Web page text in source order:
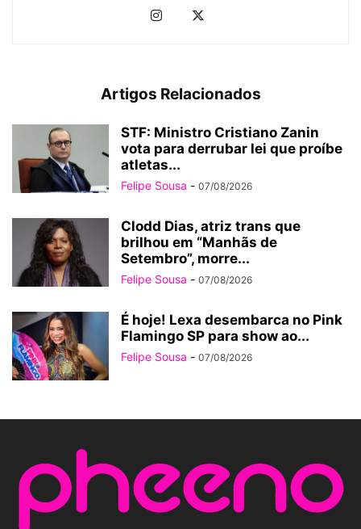
Artigos Relacionados
STF: Ministro Cristiano Zanin
vota para derrubar lei que proíbe
atletas...
Felipe Sousa - 07/08/2026
Clodd Dias, atriz trans que
brilhou em “Manhãs de
Setembro”, morre...
Felipe Sousa - 07/08/2026
É hoje! Lexa desembarca no Pink
Flamingo SP para show ao...
Felipe Sousa - 07/08/2026